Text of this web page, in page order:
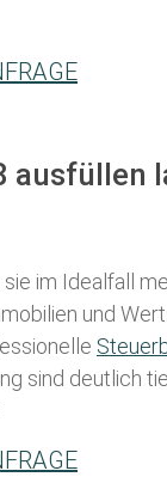
ausfüllen
im Idealfall
und
sind deutlich